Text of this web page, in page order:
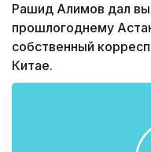
Рашид Алимов дал
прошлогоднему
собственный
Китае.